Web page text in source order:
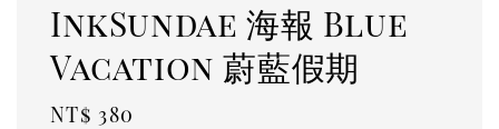
InkSundae 海報 Blue
Vacation 蔚藍假期
Regular
NT$ 380